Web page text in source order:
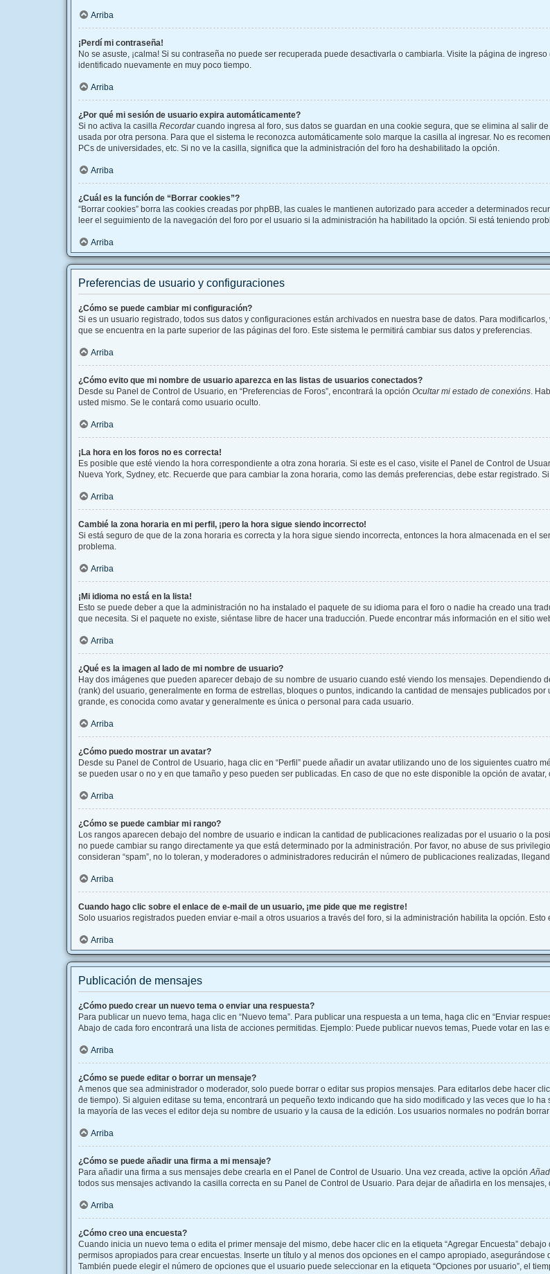
Arriba
¡Perdí mi contraseña!
No se asuste, ¡calma! Si su contraseña no puede ser recuperada puede desactivarla o cambiarla. Visite la página de
identificado nuevamente en muy poco tiempo.
Arriba
¿Por qué mi sesión de usuario expira automáticamente?
Si no activa la casilla Recordarcuando ingresa al foro, sus datos se guardan en una cookie segura, que se elimina al salir
usada por otra persona. Para que el sistema le reconozca automáticamente solo marque la casilla al ingresar. No es
PCs de universidades, etc. Si no ve la casilla, significa que la administración del foro ha deshabilitado la opción.
Arriba
¿Cuál es la función de “Borrar cookies”?
“Borrar cookies” borra las cookies creadas por phpBB, las cuales le mantienen autorizado para acceder a determinados
leer el seguimiento de la navegación del foro por el usuario si la administración ha habilitado la opción. Si está teniendo
Arriba
Preferencias de usuario y configuraciones
¿Cómo se puede cambiar mi configuración?
Si es un usuario registrado, todos sus datos y configuraciones están archivados en nuestra base de datos. Para
que se encuentra en la parte superior de las páginas del foro. Este sistema le permitirá cambiar sus datos y preferencias.
Arriba
¿Cómo evito que mi nombre de usuario aparezca en las listas de usuarios conectados?
Desde su Panel de Control de Usuario, en “Preferencias de Foros”, encontrará la opción Ocultar mi estado de conexións.
usted mismo. Se le contará como usuario oculto.
Arriba
¡La hora en los foros no es correcta!
Es posible que esté viendo la hora correspondiente a otra zona horaria. Si este es el caso, visite el Panel de Control de
Nueva York, Sydney, etc. Recuerde que para cambiar la zona horaria, como las demás preferencias, debe estar registrado.
Arriba
Cambié la zona horaria en mi perfil, ¡pero la hora sigue siendo incorrecto!
Si está seguro de que de la zona horaria es correcta y la hora sigue siendo incorrecta, entonces la hora almacenada en el
problema.
Arriba
¡Mi idioma no está en la lista!
Esto se puede deber a que la administración no ha instalado el paquete de su idioma para el foro o nadie ha creado una
que necesita. Si el paquete no existe, siéntase libre de hacer una traducción. Puede encontrar más información en el sitio
Arriba
¿Qué es la imagen al lado de mi nombre de usuario?
Hay dos imágenes que pueden aparecer debajo de su nombre de usuario cuando esté viendo los mensajes.
(rank) del usuario, generalmente en forma de estrellas, bloques o puntos, indicando la cantidad de mensajes publicados
grande, es conocida como avatar y generalmente es única o personal para cada usuario.
Arriba
¿Cómo puedo mostrar un avatar?
Desde su Panel de Control de Usuario, haga clic en “Perfil” puede añadir un avatar utilizando uno de los siguientes cuatro
se pueden usar o no y en que tamaño y peso pueden ser publicadas. En caso de que no este disponible la opción de
Arriba
¿Cómo se puede cambiar mi rango?
Los rangos aparecen debajo del nombre de usuario e indican la cantidad de publicaciones realizadas por el usuario o la
no puede cambiar su rango directamente ya que está determinado por la administración. Por favor, no abuse de sus
consideran “spam”, no lo toleran, y moderadores o administradores reducirán el número de publicaciones realizadas,
Arriba
Cuando hago clic sobre el enlace de e-mail de un usuario, ¡me pide que me registre!
Solo usuarios registrados pueden enviar e-mail a otros usuarios a través del foro, si la administración habilita la opción.
Arriba
Publicación de mensajes
¿Cómo puedo crear un nuevo tema o enviar una respuesta?
Para publicar un nuevo tema, haga clic en “Nuevo tema”. Para publicar una respuesta a un tema, haga clic en “Enviar
Abajo de cada foro encontrará una lista de acciones permitidas. Ejemplo: Puede publicar nuevos temas, Puede votar en las
Arriba
¿Cómo se puede editar o borrar un mensaje?
A menos que sea administrador o moderador, solo puede borrar o editar sus propios mensajes. Para editarlos debe hacer
de tiempo). Si alguien editase su tema, encontrará un pequeño texto indicando que ha sido modificado y las veces que lo
la mayoría de las veces el editor deja su nombre de usuario y la causa de la edición. Los usuarios normales no podrán
Arriba
¿Cómo se puede añadir una firma a mi mensaje?
Para añadir una firma a sus mensajes debe crearla en el Panel de Control de Usuario. Una vez creada, active la opción
todos sus mensajes activando la casilla correcta en su Panel de Control de Usuario. Para dejar de añadirla en los
Arriba
¿Cómo creo una encuesta?
Cuando inicia un nuevo tema o edita el primer mensaje del mismo, debe hacer clic en la etiqueta “Agregar Encuesta”
permisos apropiados para crear encuestas. Inserte un título y al menos dos opciones en el campo apropiado,
También puede elegir el número de opciones que el usuario puede seleccionar en la etiqueta “Opciones por usuario”, el